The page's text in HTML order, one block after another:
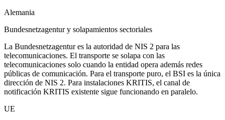
Alemania
Bundesnetzagentur y solapamientos sectoriales
La Bundesnetzagentur es la autoridad de NIS 2 para las
telecomunicaciones. El transporte se solapa con las
telecomunicaciones solo cuando la entidad opera además redes
públicas de comunicación. Para el transporte puro, el BSI es la única
dirección de NIS 2. Para instalaciones KRITIS, el canal de
notificación KRITIS existente sigue funcionando en paralelo.
UE